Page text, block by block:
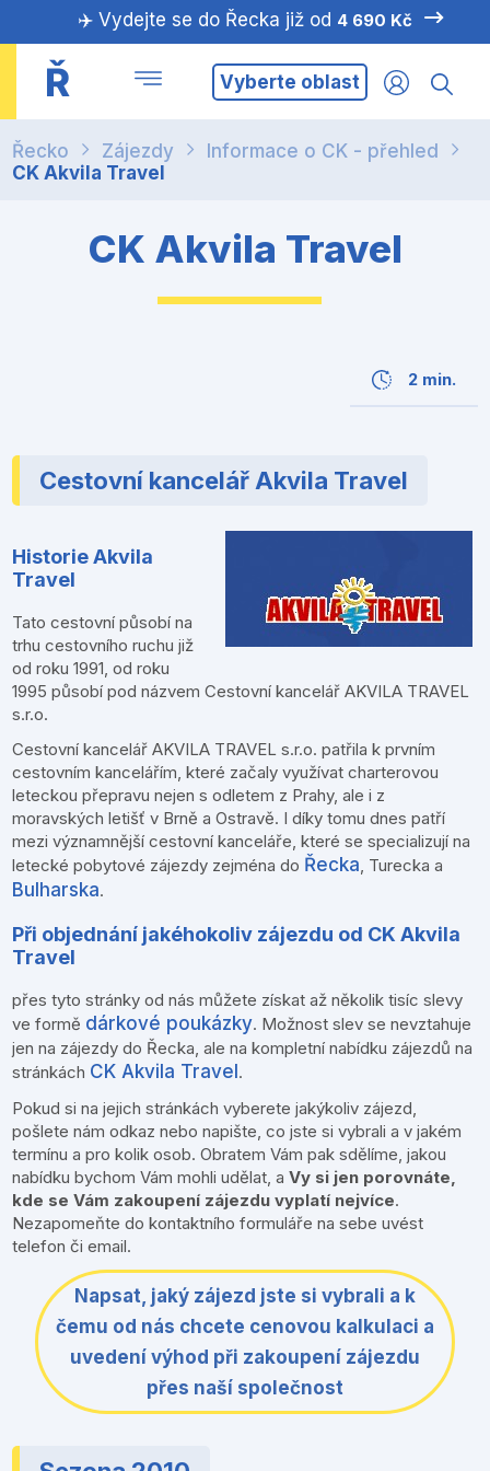
✈️ Vydejte se do Řecka již od 4 690 Kč
Ř Vyberte oblast
Řecko Zájezdy
Informace o CK - přehled
CK Akvila Travel
CK Akvila Travel
2 min.
Cestovní kancelář Akvila Travel
Historie Akvila
Travel
Tato cestovní působí na
trhu cestovního ruchu již
od roku 1991, od roku
1995 působí pod názvem Cestovní kancelář AKVILA TRAVEL
s.r.o.
Cestovní kancelář AKVILA TRAVEL s.r.o. patřila k prvním
cestovním kancelářím, které začaly využívat charterovou
leteckou přepravu nejen s odletem z Prahy, ale i z
moravských letišť v Brně a Ostravě. I díky tomu dnes patří
mezi významnější cestovní kanceláře, které se specializují na
letecké pobytové zájezdy zejména do Řecka, Turecka a
Bulharska.
Při objednání jakéhokoliv zájezdu od CK Akvila
Travel
přes tyto stránky od nás můžete získat až několik tisíc slevy
ve formě dárkové poukázky. Možnost slev se nevztahuje
jen na zájezdy do Řecka, ale na kompletní nabídku zájezdů na
stránkách CK Akvila Travel.
Pokud si na jejich stránkách vyberete jakýkoliv zájezd,
pošlete nám odkaz nebo napište, co jste si vybrali a v jakém
termínu a pro kolik osob. Obratem Vám pak sdělíme, jakou
nabídku bychom Vám mohli udělat, aVy si jen porovnáte,
kde se Vám zakoupení zájezdu vyplatí nejvíce.
Nezapomeňte do kontaktního formuláře na sebe uvést
telefon či email.
Napsat, jaký zájezd jste si vybrali a k
čemu od nás chcete cenovou kalkulaci a
uvedení výhod při zakoupení zájezdu
přes naší společnost